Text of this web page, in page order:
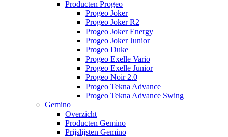
Producten Progeo
Progeo Joker
Progeo Joker R2
Progeo Joker Energy
Progeo Joker Junior
Progeo Duke
Progeo Exelle Vario
Progeo Exelle Junior
Progeo Noir 2.0
Progeo Tekna Advance
Progeo Tekna Advance Swing
Gemino
Overzicht
Producten Gemino
Prijslijsten Gemino